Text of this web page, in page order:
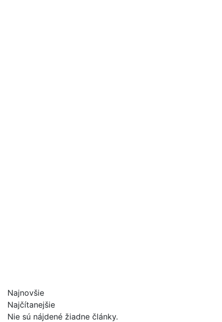
Najnovšie
Najčítanejšie
Nie sú nájdené žiadne články.